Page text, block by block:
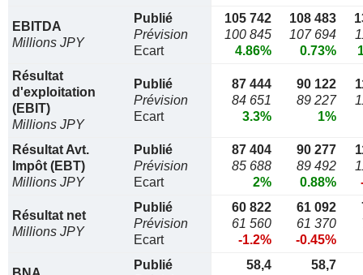
EBITDA
Millions JPY
Publié
Prévision
Ecart
105 742
100 845
4.86%
108 483
107 694
0.73%
Résultat
d'exploitation
(EBIT)
Millions JPY
Publié
Prévision
Ecart
87 444
84 651
3.3%
90 122
89 227
1%
Résultat Avt.
Impôt (EBT)
Millions JPY
Publié
Prévision
Ecart
87 404
85 688
2%
90 277
89 492
0.88%
Résultat net
Millions JPY
Publié
Prévision
Ecart
60 822
61 560
-1.2%
61 092
61 370
-0.45%
Publié
58,4
58,7